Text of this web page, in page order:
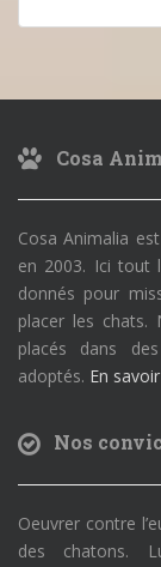
Cosa
Cosa Animalia
en 2003. Ici tout
donnés pour
placer les chats.
placés dans
adoptés. En
Nos
Oeuvrer contre
des chatons.